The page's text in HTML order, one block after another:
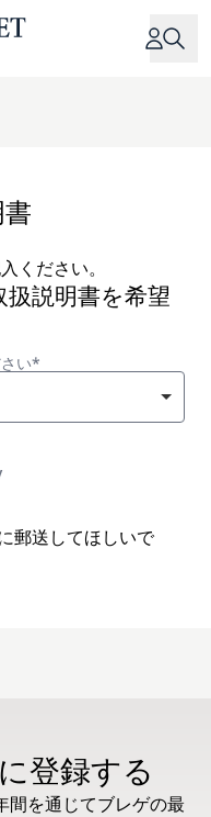
ください。
説明書を希望
い*
郵送してほしいで
登録する
間を通じてブレゲの最